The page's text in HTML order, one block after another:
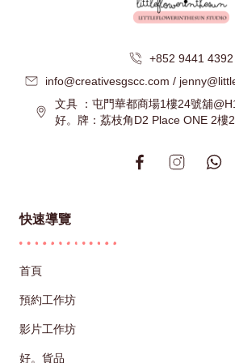
+852 9441 4392
info@creativesgscc.com /
文具 ：屯門華都商場1樓24號舖
好。牌：荔枝角D2 Place ONE 2樓
快速導覽
首頁
預約工作坊
影片工作坊
好。貨品